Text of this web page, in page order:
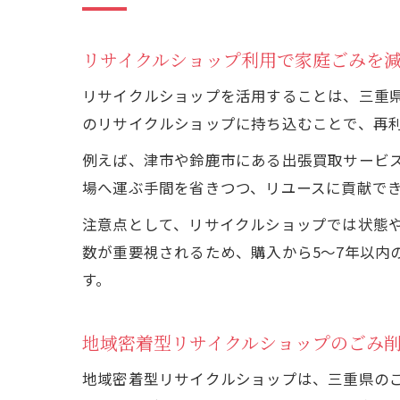
リサイクルショップ利用で家庭ごみを
リサイクルショップを活用することは、三
のリサイクルショップに持ち込むことで、再
例えば、津市や鈴鹿市にある出張買取サービ
場へ運ぶ手間を省きつつ、リユースに貢献で
注意点として、リサイクルショップでは状
数が重要視されるため、購入から5～7年以
す。
地域密着型リサイクルショップのごみ
地域密着型リサイクルショップは、三重県の